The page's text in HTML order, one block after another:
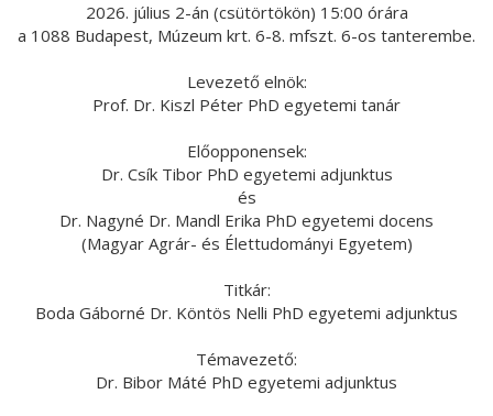
2026. július 2-án (csütörtökön) 15:00 órára
a 1088 Budapest, Múzeum krt. 6-8. mfszt. 6-os tanterembe.
Levezető elnök:
Prof. Dr. Kiszl Péter PhD egyetemi tanár
Előopponensek:
Dr. Csík Tibor PhD egyetemi adjunktus
és
Dr. Nagyné Dr. Mandl Erika PhD egyetemi docens
(Magyar Agrár- és Élettudományi Egyetem)
Titkár:
Boda Gáborné Dr. Köntös Nelli PhD egyetemi adjunktus
Témavezető:
Dr. Bibor Máté PhD egyetemi adjunktus